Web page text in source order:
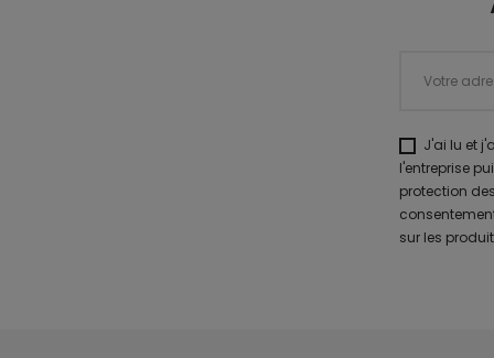
J'ai lu et
l'entreprise
protection
sur les